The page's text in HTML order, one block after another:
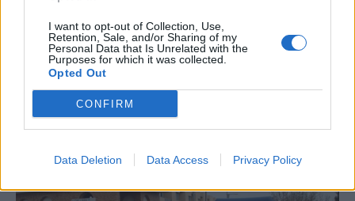
I want to opt-out of Collection, Use,
Retention, Sale, and/or Sharing of my
Personal Data that Is Unrelated with the
Purposes for which it was collected.
Opted Out
CONFIRM
Data Deletion Data Access Privacy Policy